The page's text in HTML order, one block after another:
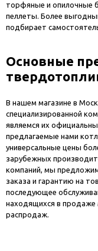
торфяные и опилочные
пеллеты. Более
подбирает
Основные
В нашем магазине в
специализированной
являемся их
предлагаемые нами
универсальные цены
зарубежных
компаний, мы
заказа и гарантию на
последующее
находящихся в продаже
распродаж.